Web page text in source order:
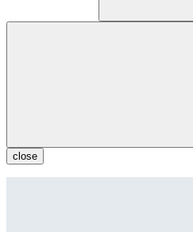
close